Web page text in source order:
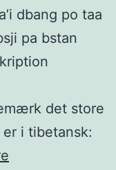
dbang po taa
pa bstan
det store
i tibetansk: